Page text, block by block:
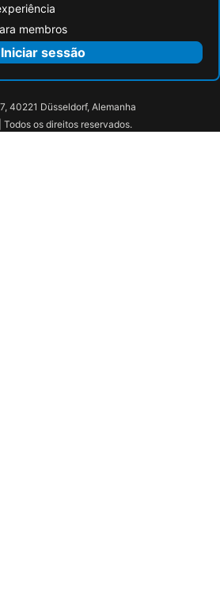
membros
Iniciar sessão
40221 Düsseldorf, Alemanha
os direitos reservados.